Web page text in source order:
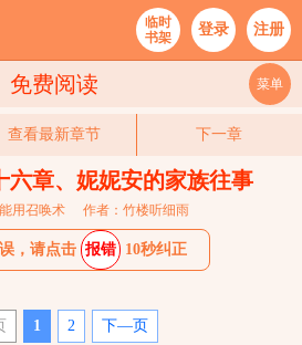
临时
书架
登录 注册
免费阅读 菜单
查看最新章节 下一章
六章、妮妮安的家族往事
用召唤术 作者：竹楼听细雨
，请点击 报错 10秒纠正
1 2 下—页